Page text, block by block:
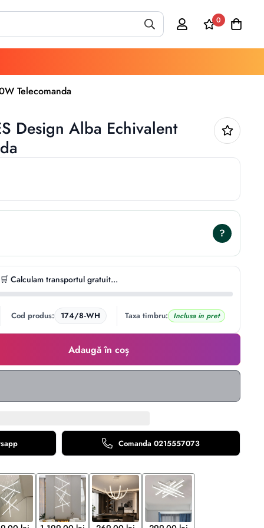
0
Telecomanda
Design Alba Echivalent
?
🛒 Calculam transportul gratuit...
Cod produs: 174/8-WH Taxa timbru: Inclusa in pret
Adaugă în coș
Comanda 0215557073